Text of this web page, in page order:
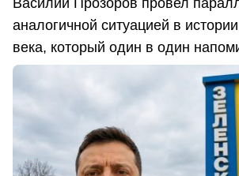
Василий Прозоров провел
аналогичной ситуацией в
века, который один в один